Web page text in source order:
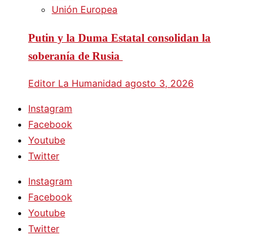
Unión Europea
Putin y la Duma Estatal consolidan la
soberanía de Rusia
Editor La Humanidad agosto 3, 2026
Instagram
Facebook
Youtube
Twitter
Instagram
Facebook
Youtube
Twitter